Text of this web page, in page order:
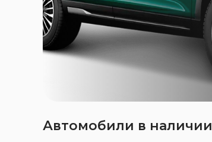
Автомобили в наличии